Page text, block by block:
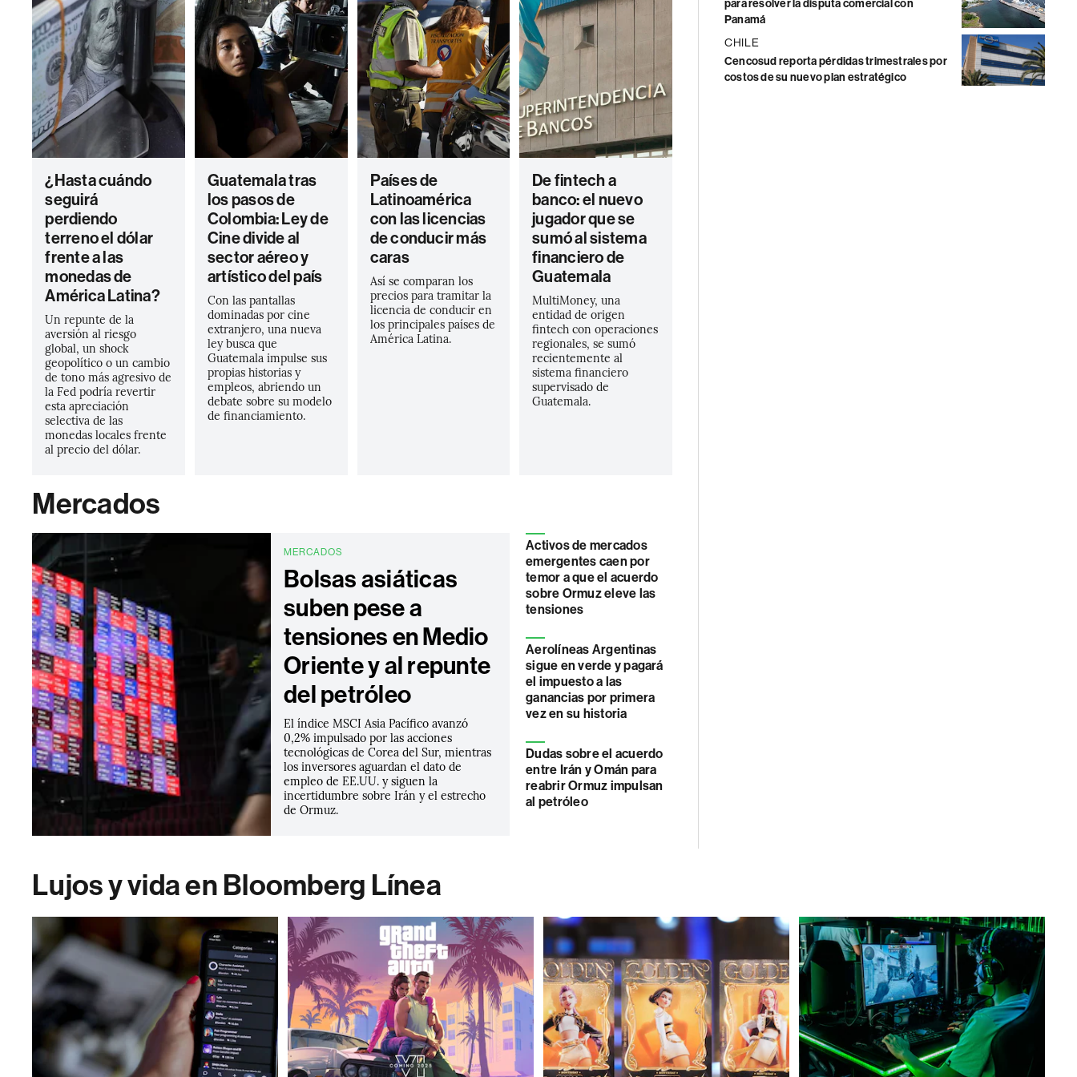
¿Hasta cuándo
seguirá
perdiendo
terreno el dólar
frente a las
monedas de
América Latina?
Un repunte de la
aversión al riesgo
global, un shock
geopolítico o un cambio
de tono más agresivo de
la Fed podría revertir
esta apreciación
selectiva de las
monedas locales frente
al precio del dólar.
Guatemala tras
los pasos de
Colombia: Ley de
Cine divide al
sector aéreo y
artístico del país
Con las pantallas
dominadas por cine
extranjero, una nueva
ley busca que
Guatemala impulse sus
propias historias y
empleos, abriendo un
debate sobre su modelo
de financiamiento.
Países de
Latinoamérica
con las licencias
de conducir más
caras
Así se comparan los
precios para tramitar la
licencia de conducir en
los principales países de
América Latina.
De fintech a
banco: el nuevo
jugador que se
sumó al sistema
financiero de
Guatemala
MultiMoney, una
entidad de origen
fintech con operaciones
regionales, se sumó
recientemente al
sistema financiero
supervisado de
Guatemala.
Mercados
MERCADOS
Bolsas asiáticas
suben pese a
tensiones en Medio
Oriente y al repunte
del petróleo
El índice MSCI Asia Pacífico avanzó
0,2% impulsado por las acciones
tecnológicas de Corea del Sur, mientras
los inversores aguardan el dato de
empleo de EE.UU. y siguen la
incertidumbre sobre Irán y el estrecho
de Ormuz.
Activos de mercados
emergentes caen por
temor a que el acuerdo
sobre Ormuz eleve las
tensiones
Aerolíneas Argentinas
sigue en verde y pagará
el impuesto a las
ganancias por primera
vez en su historia
Dudas sobre el acuerdo
entre Irán y Omán para
reabrir Ormuz impulsan
al petróleo
para resolver la disputa comercial con
Panamá
CHILE
Cencosud reporta pérdidas trimestrales por
costos de su nuevo plan estratégico
Lujos y vida en Bloomberg Línea